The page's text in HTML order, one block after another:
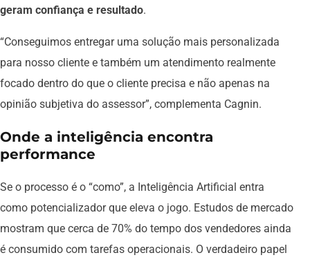
geram confiança e resultado.
“Conseguimos entregar uma solução mais personalizada
para nosso cliente e também um atendimento realmente
focado dentro do que o cliente precisa e não apenas na
opinião subjetiva do assessor”, complementa Cagnin.
Onde a inteligência encontra
performance
Se o processo é o “como”, a Inteligência Artificial entra
como potencializador que eleva o jogo. Estudos de mercado
mostram que cerca de 70% do tempo dos vendedores ainda
é consumido com tarefas operacionais. O verdadeiro papel